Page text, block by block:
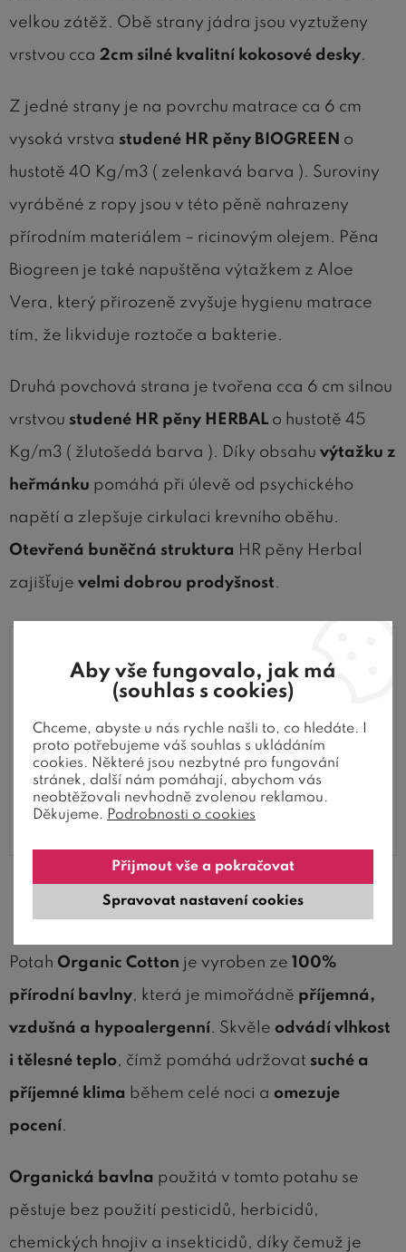
velkou zátěž. Obě strany jádra jsou vyztuženy
vrstvou cca 2cm silné kvalitní kokosové desky.
Z jedné strany je na povrchu matrace ca 6 cm
vysoká vrstva studené HR pěny BIOGREEN o
hustotě 40 Kg/m3 ( zelenkavá barva ). Suroviny
vyráběné z ropy jsou v této pěně nahrazeny
přírodním materiálem – ricinovým olejem. Pěna
Biogreen je také napuštěna výtažkem z Aloe
Vera, který přirozeně zvyšuje hygienu matrace
tím, že likviduje roztoče a bakterie.
Druhá povchová strana je tvořena cca 6 cm silnou
vrstvou studené HR pěny HERBAL o hustotě 45
Kg/m3 ( žlutošedá barva ). Díky obsahu výtažku z
heřmánku pomáhá při úlevě od psychického
napětí a zlepšuje cirkulaci krevního oběhu.
Otevřená buněčná struktura HR pěny Herbal
zajišťuje velmi dobrou prodyšnost.
Potah Organic Cotton zaručuje
přirozené pohodlí
Potah Organic Cotton je vyroben ze 100%
přírodní bavlny, která je mimořádně příjemná,
vzdušná a hypoalergenní. Skvěle odvádí vlhkost
i tělesné teplo, čímž pomáhá udržovat suché a
příjemné klima během celé noci a omezuje
pocení.
Organická bavlna použitá v tomto potahu se
pěstuje bez použití pesticidů, herbicidů,
chemických hnojiv a insekticidů, díky čemuž je
Aby vše fungovalo, jak má
(souhlas s cookies)
Chceme, abyste u nás rychle našli to, co hledáte. I
proto potřebujeme váš souhlas s ukládáním
cookies. Některé jsou nezbytné pro fungování
stránek, další nám pomáhají, abychom vás
neobtěžovali nevhodně zvolenou reklamou.
Děkujeme. Podrobnosti o cookies
Spravovat nastavení cookies
Přijmout vše a pokračovat